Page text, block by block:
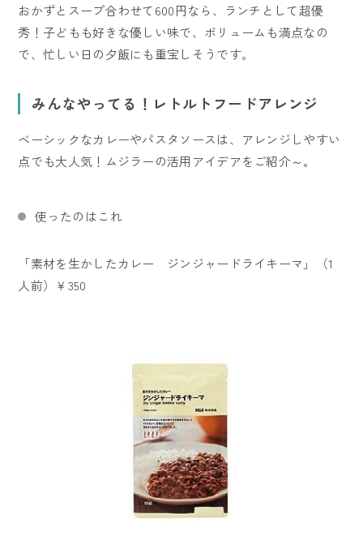
おかずとスープ合わせて600円なら、ランチとして超優
秀！子どもも好きな優しい味で、ボリュームも満点なの
で、忙しい日の夕飯にも重宝しそうです。
みんなやってる！レトルトフードアレンジ
ベーシックなカレーやパスタソースは、アレンジしやすい
点でも大人気！ムジラーの活用アイデアをご紹介～。
使ったのはこれ
「素材を生かしたカレー ジンジャードライキーマ」（1
人前）￥350